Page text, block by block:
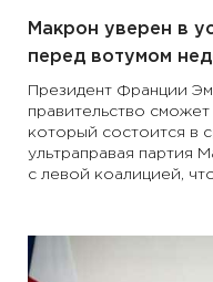
Макрон уверен в
перед вотумом
Президент Франции
правительство
который состоится в
ультраправая партия
с левой коалицией,